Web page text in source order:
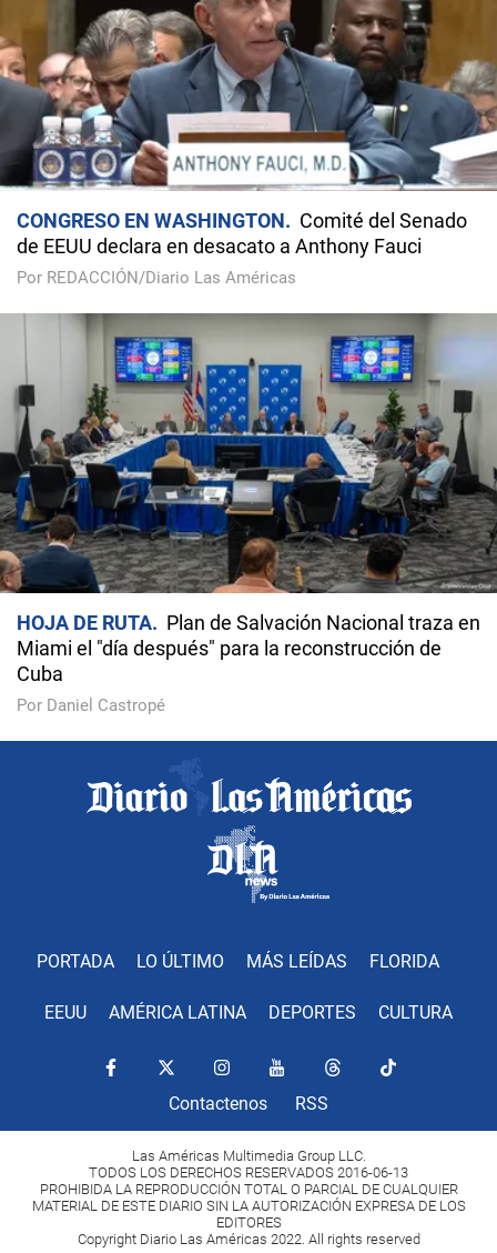
CONGRESO EN WASHINGTON
Comité del Senado
de EEUU declara en desacato a Anthony Fauci
Por REDACCIÓN/Diario Las Américas
HOJA DE RUTA
Plan de Salvación Nacional traza en
Miami el "día después" para la reconstrucción de
Cuba
Por Daniel Castropé
PORTADA LO ÚLTIMO MÁS LEÍDAS FLORIDA
EEUU AMÉRICA LATINA DEPORTES CULTURA
Contactenos RSS
Las Américas Multimedia Group LLC.
TODOS LOS DERECHOS RESERVADOS 2016-06-13
PROHIBIDA LA REPRODUCCIÓN TOTAL O PARCIAL DE CUALQUIER
MATERIAL DE ESTE DIARIO SIN LA AUTORIZACIÓN EXPRESA DE LOS
EDITORES
Copyright Diario Las Américas 2022. All rights reserved